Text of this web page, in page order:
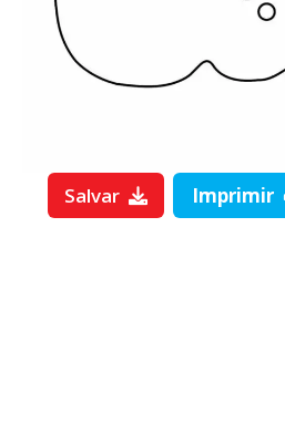
Salvar Imprimir